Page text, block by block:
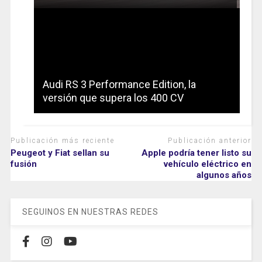
Audi RS 3 Performance Edition, la
versión que supera los 400 CV
Publicación más reciente
Peugeot y Fiat sellan su
fusión
Publicación anterior
Apple podría tener listo su
vehículo eléctrico en
algunos años
SEGUINOS EN NUESTRAS REDES